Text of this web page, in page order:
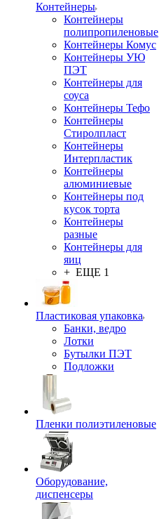
Контейнеры
Контейнеры
полипропиленовые
Контейнеры Комус
Контейнеры УЮ
ПЭТ
Контейнеры для
соуса
Контейнеры Тефо
Контейнеры
Стиролпласт
Контейнеры
Интерпластик
Контейнеры
алюминиевые
Контейнеры под
кусок торта
Контейнеры
разные
Контейнеры для
яиц
+ ЕЩЕ 1
Пластиковая упаковка
Банки, ведро
Лотки
Бутылки ПЭТ
Подложки
Пленки полиэтиленовые
Оборудование,
диспенсеры